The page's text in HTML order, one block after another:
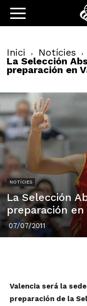
Inici Notícies
La Selección
preparación en
NOTÍCIES
La Selección
preparación en
07/07/2011
Valencia será la
preparación de la